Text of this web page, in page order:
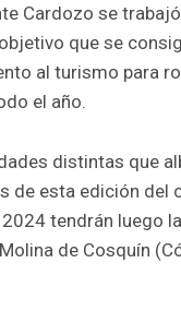
Cardozo se
que se
al turismo para
el año.
distintas que
de esta edición del
tendrán luego
de Cosquín